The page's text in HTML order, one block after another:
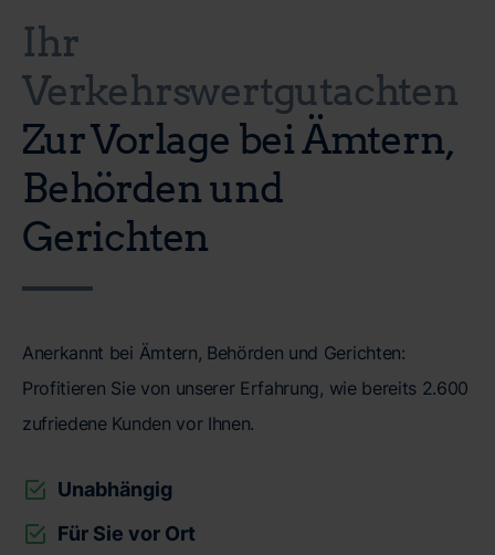
Ihr
Verkehrswertgutachten
Zur Vorlage bei Ämtern,
Behörden und
Gerichten
Anerkannt bei Ämtern, Behörden und Gerichten:
Profitieren Sie von unserer Erfahrung, wie bereits 2.600
zufriedene Kunden vor Ihnen.
Unabhängig
Für Sie vor Ort